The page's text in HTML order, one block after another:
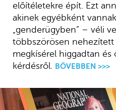
előítéletekre épít. Ezt
akinek egyébként
„genderügyben” – véli
többszörösen nehezített
megkísérel higgadtan és
kérdésről. BŐVEBBEN >>>